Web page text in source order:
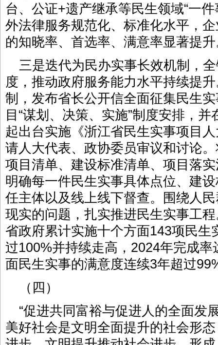
台、公证+遗产继承等民生领域“一
外法律服务规范化、标准化水平，
的知晓率、首选率、满意率显著提
三是迭代为民办实事长效机制，
度，推动政府服务能力水平持续提
制，发布省长公开信全面征集民生
目“谋划、决策、实施”制度安排，
起出台实施《浙江省民生实事项目
请人大代表、政协委员审议和讨论
项目清单、建设标准清单、项目落
明确每一件民生实事具体点位、建
任主体以及线上线下督查。围绕人
现实的问题，扎实推进民生实事工
省政府累计实施十个方面143项民生
过100%并持续走高，2024年完成
面民生实事的满意度连续3年超过
（四）
“促进共同富裕与促进人的全面发
美好社会是文明全面提升的社会形